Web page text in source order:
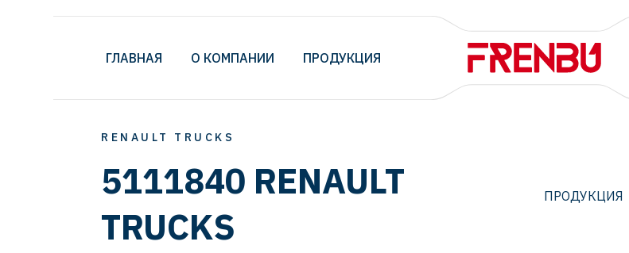
ГЛАВНАЯ О КОМПАНИИ ПРОДУКЦИЯ
RENAULT TRUCKS
5111840 RENAULT
TRUCKS
ПРОДУКЦИЯ